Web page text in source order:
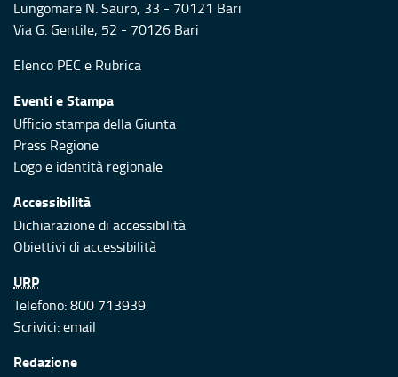
Lungomare N. Sauro, 33 - 70121 Bari
Via G. Gentile, 52 - 70126 Bari
Elenco PEC e Rubrica
Eventi e Stampa
Ufficio stampa della Giunta
Press Regione
Logo e identità regionale
Accessibilità
Dichiarazione di accessibilità
Obiettivi di accessibilità
URP
Telefono: 800 713939
Scrivici:email
Redazione